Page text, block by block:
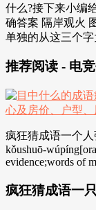
什么?接下来小编
确答案 隔岸观火
单独的从这三个
推荐阅读 - 电
疯狂猜成语一个
kǒushuō-
evidence;words of
疯狂猜成语一